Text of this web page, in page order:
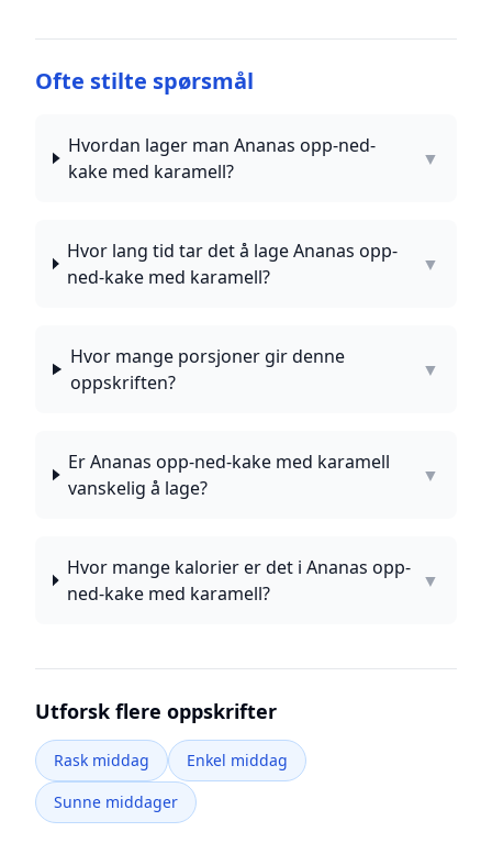
Ofte stilte spørsmål
Hvordan lager man Ananas opp-ned-
kake med karamell?
▼
Hvor lang tid tar det å lage Ananas opp-
ned-kake med karamell?
▼
Hvor mange porsjoner gir denne
oppskriften?
▼
Er Ananas opp-ned-kake med karamell
vanskelig å lage?
▼
Hvor mange kalorier er det i Ananas opp-
ned-kake med karamell?
▼
Utforsk flere oppskrifter
Rask middag
Enkel middag
Sunne middager